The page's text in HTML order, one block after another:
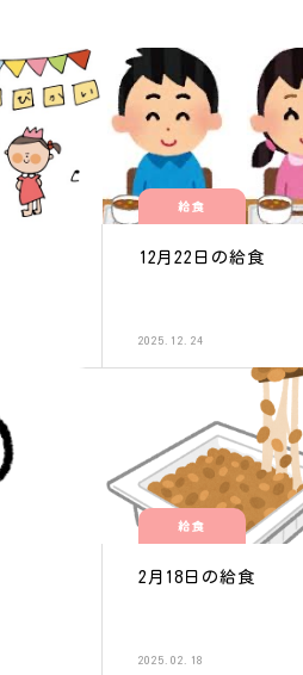
給食
12月22日の給食
2025.12.24
給食
2月18日の給食
2025.02.18